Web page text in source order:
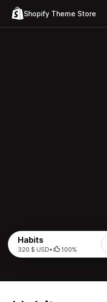
Shopify Theme Store
Habits
320 $ USD• 100%